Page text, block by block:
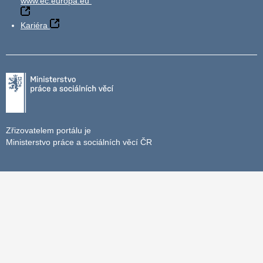
Kariéra
Zřizovatelem portálu je
Ministerstvo práce a sociálních věcí ČR